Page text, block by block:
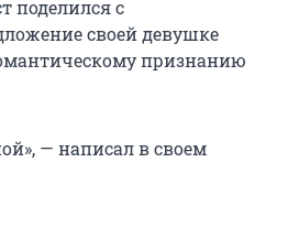
поделился с
своей девушке
признанию
— написал в своем